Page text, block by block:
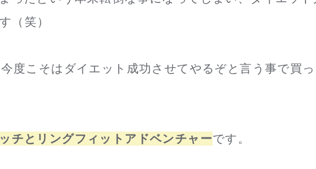
（笑）
度こそはダイエット成功させてやるぞと言う事で買っ
チとリングフィットアドベンチャーです。